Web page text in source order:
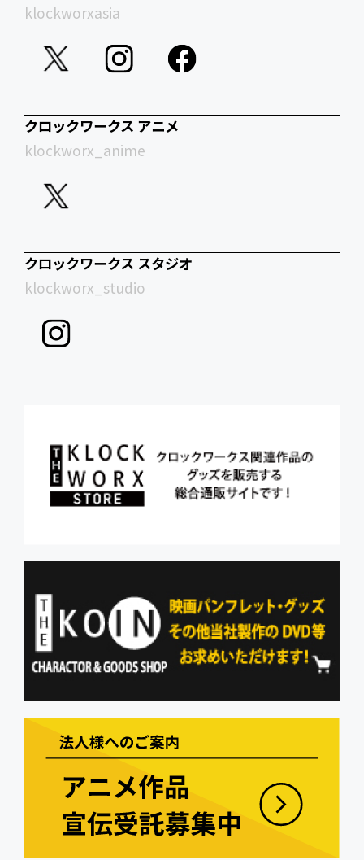
klockworxasia
クロックワークス アニメ
klockworx_anime
クロックワークス スタジオ
klockworx_studio